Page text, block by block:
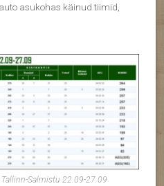
asukohas käinud tiimid,
Salmistu 22.09-27.09